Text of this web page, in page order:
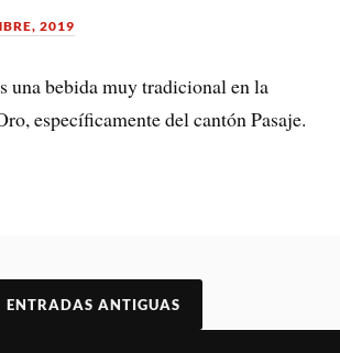
2019
una bebida muy tradicional en la
específicamente del cantón Pasaje.
ENTRADAS ANTIGUAS